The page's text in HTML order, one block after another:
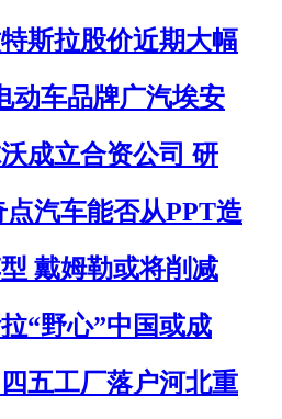
斯拉股价近期大幅
动车品牌广汽埃安
成立合资公司 研
汽车能否从PPT造
戴姆勒或将削减
“野心”中国或成
五工厂落户河北重